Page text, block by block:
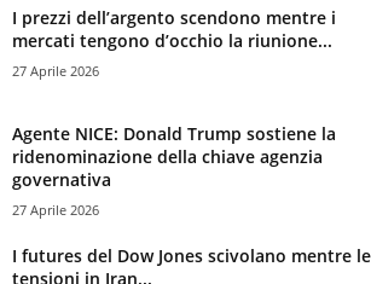
I prezzi dell’argento scendono mentre i
mercati tengono d’occhio la riunione...
27 Aprile 2026
Agente NICE: Donald Trump sostiene la
ridenominazione della chiave agenzia
governativa
27 Aprile 2026
I futures del Dow Jones scivolano mentre le
tensioni in Iran...